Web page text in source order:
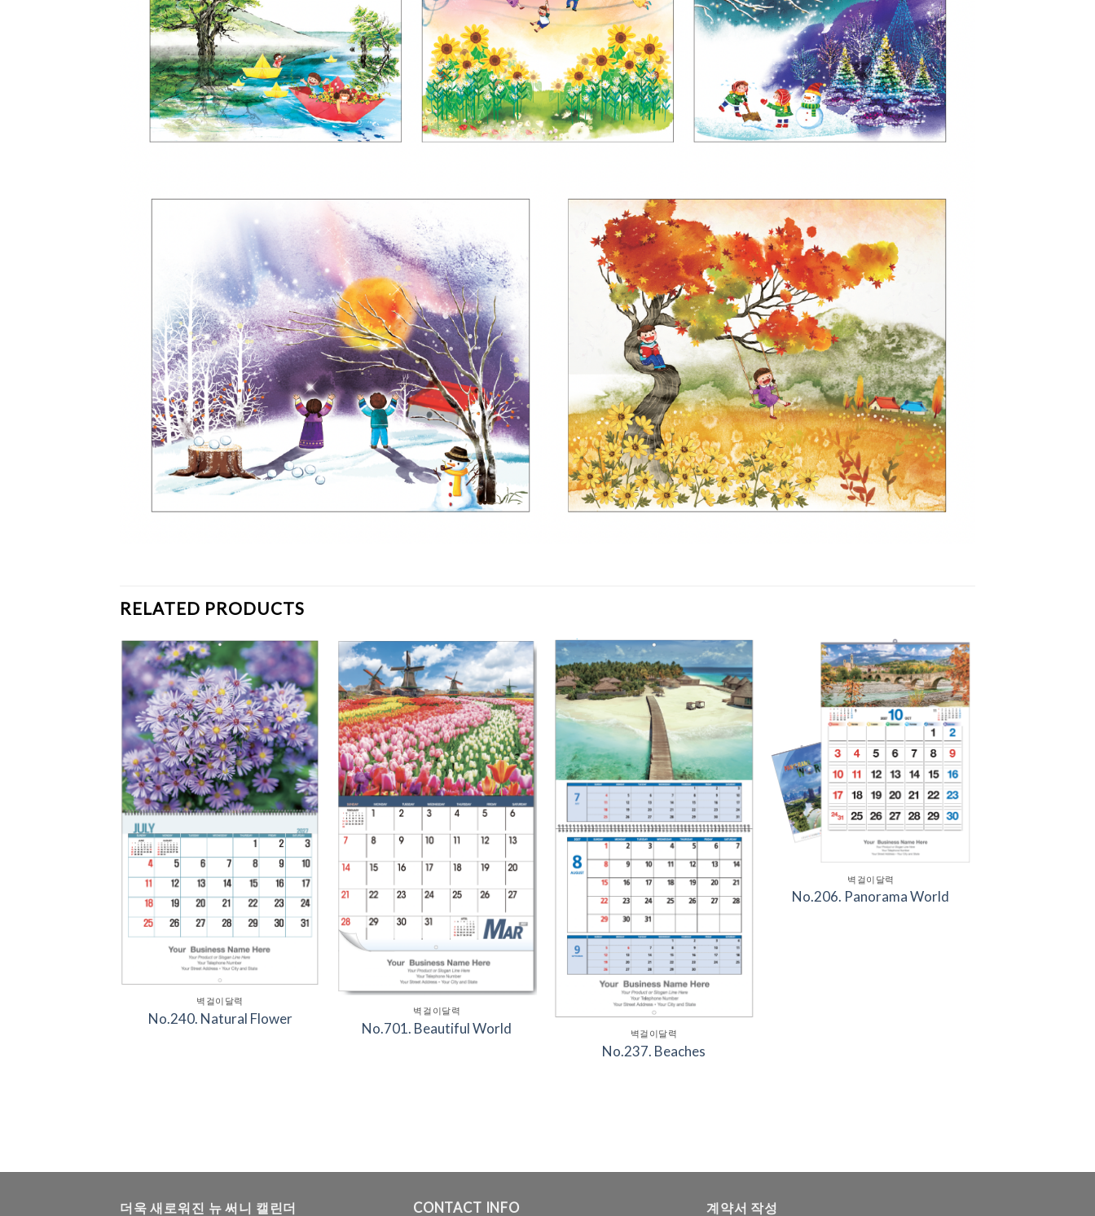
RELATED PRODUCTS
Add to
Wishlist
벽걸이달력
No.240. Natural Flower
Add to
Wishlist
벽걸이달력
No.701. Beautiful World
Add to
Wishlist
벽걸이달력
No.237. Beaches
Add to
Wishlist
벽걸이달력
No.206. Panorama World
더욱 새로워진 뉴 써니 캘린더 CONTACT INFO 계약서 작성